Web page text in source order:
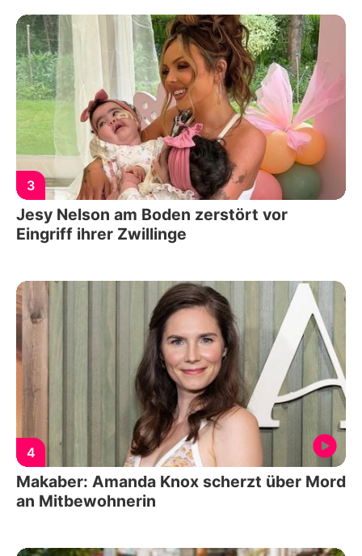
3
Jesy Nelson am Boden zerstört vor
Eingriff ihrer Zwillinge
4
Makaber: Amanda Knox scherzt über Mord
an Mitbewohnerin